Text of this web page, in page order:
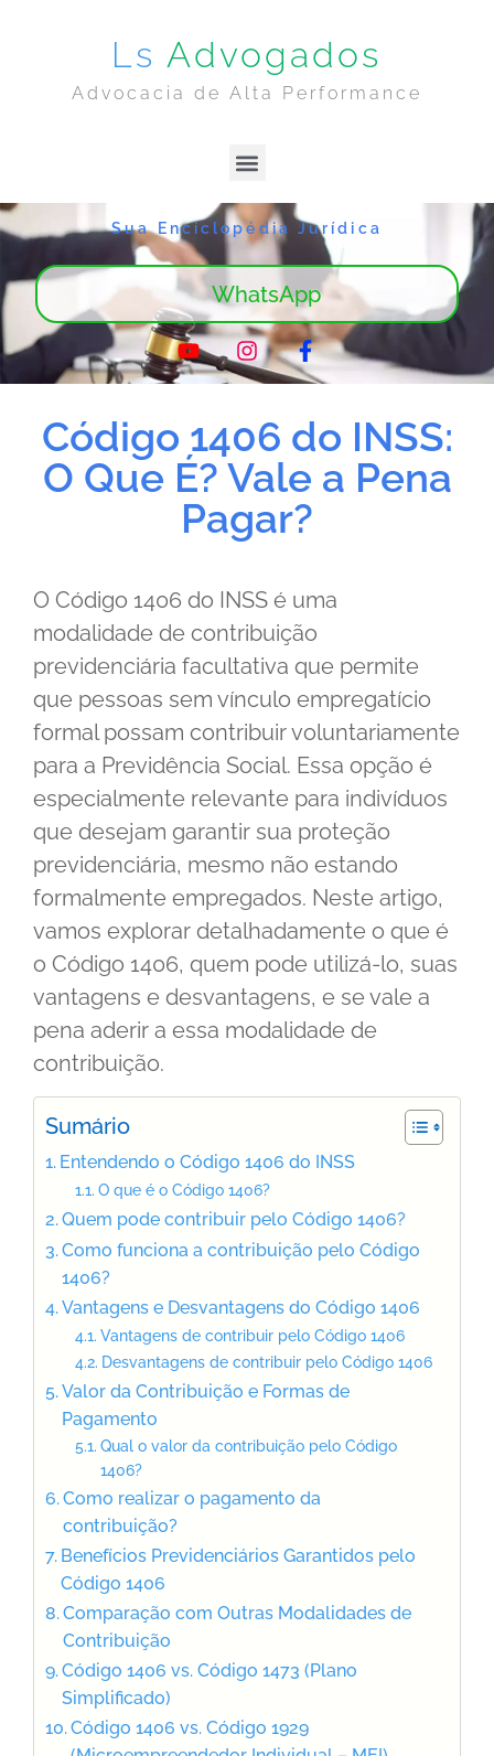
Ls Advogados
Advocacia de Alta Performance
Sua Enciclopédia Jurídica
WhatsApp
Código 1406 do INSS:
O Que É? Vale a Pena
Pagar?
O Código 1406 do INSS é uma
modalidade de contribuição
previdenciária facultativa que permite
que pessoas sem vínculo empregatício
formal possam contribuir voluntariamente
para a Previdência Social. Essa opção é
especialmente relevante para indivíduos
que desejam garantir sua proteção
previdenciária, mesmo não estando
formalmente empregados. Neste artigo,
vamos explorar detalhadamente o que é
o Código 1406, quem pode utilizá-lo, suas
vantagens e desvantagens, e se vale a
pena aderir a essa modalidade de
contribuição.
Sumário
Entendendo o Código 1406 do INSS
O que é o Código 1406?
Quem pode contribuir pelo Código 1406?
Como funciona a contribuição pelo Código
1406?
Vantagens e Desvantagens do Código 1406
Vantagens de contribuir pelo Código 1406
Desvantagens de contribuir pelo Código 1406
Valor da Contribuição e Formas de
Pagamento
Qual o valor da contribuição pelo Código
1406?
Como realizar o pagamento da
contribuição?
Benefícios Previdenciários Garantidos pelo
Código 1406
Comparação com Outras Modalidades de
Contribuição
Código 1406 vs. Código 1473 (Plano
Simplificado)
Código 1406 vs. Código 1929